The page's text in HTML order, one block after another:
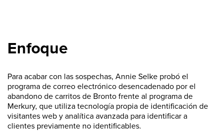
Enfoque
Para acabar con las sospechas, Annie Selke probó el
programa de correo electrónico desencadenado por el
abandono de carritos de Bronto frente al programa de
Merkury, que utiliza tecnología propia de identificación de
visitantes web y analítica avanzada para identificar a
clientes previamente no identificables.